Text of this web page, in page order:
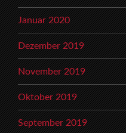
Januar 2020
Dezember 2019
November 2019
Oktober 2019
September 2019